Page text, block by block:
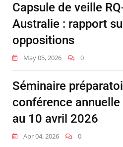
Capsule de veille
Australie : rapport
oppositions
May 05, 2026 0
Séminaire
conférence
au 10 avril 2026
Apr 04, 2026 0